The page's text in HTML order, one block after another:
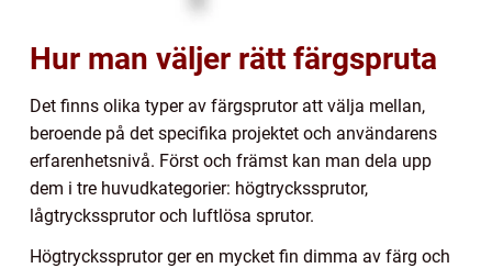
Hur man väljer rätt färgspruta
Det finns olika typer av färgsprutor att välja mellan,
beroende på det specifika projektet och användarens
erfarenhetsnivå. Först och främst kan man dela upp
dem i tre huvudkategorier: högtryckssprutor,
lågtryckssprutor och luftlösa sprutor.
Högtryckssprutor ger en mycket fin dimma av färg och